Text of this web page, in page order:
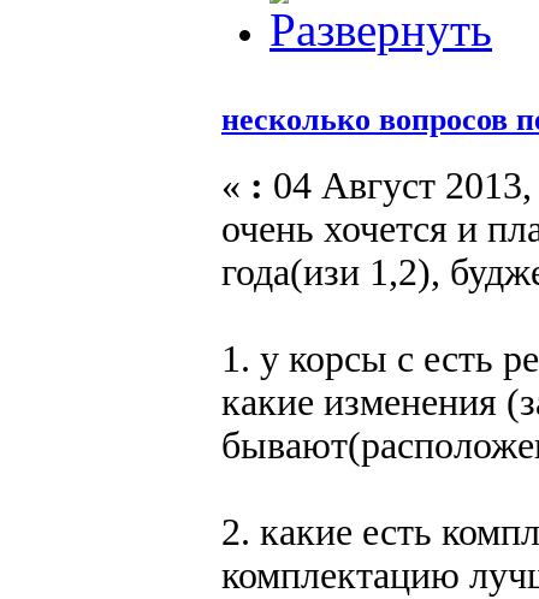
несколько вопросов
« : 04 Август
очень хочется и
года(изи 1,2),
1. у корсы с есть
какие изменения
2. какие есть
комплектацию